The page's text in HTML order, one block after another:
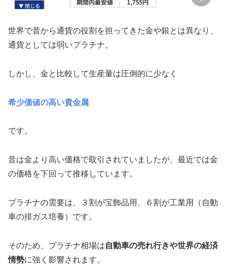
世界で昔から通貨の役割を担ってきた金や銀とは異なり、
通貨としては弱いプラチナ。
しかし、金と比較して生産量は圧倒的に少なく
希少価値の高い貴金属
です。
昔は金より高い価格で取引されていましたが、最近では金
の価格を下回って推移しています。
プラチナの需要は、３割が宝飾品用、６割が工業用（自動
車の排ガス培養）です。
そのため、プラチナ相場は自動車の売れ行きや世界の経済
情勢に強く影響されます。